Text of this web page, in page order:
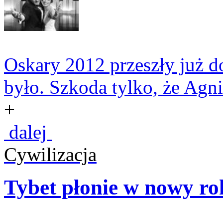
Oskary 2012 przeszły już
było. Szkoda tylko, że
+
dalej
Cywilizacja
Tybet płonie w nowy